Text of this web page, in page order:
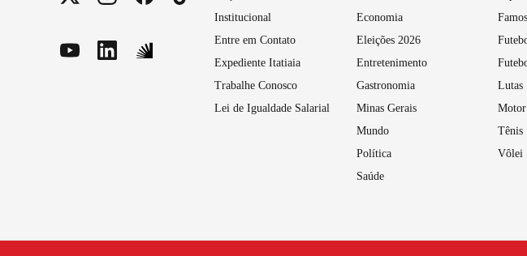
Institucional
Entre em Contato
Expediente Itatiaia
Trabalhe Conosco
Lei de Igualdade Salarial
Economia
Eleições 2026
Entretenimento
Gastronomia
Minas Gerais
Mundo
Política
Saúde
Lutas
Motor
Tênis
Vôlei